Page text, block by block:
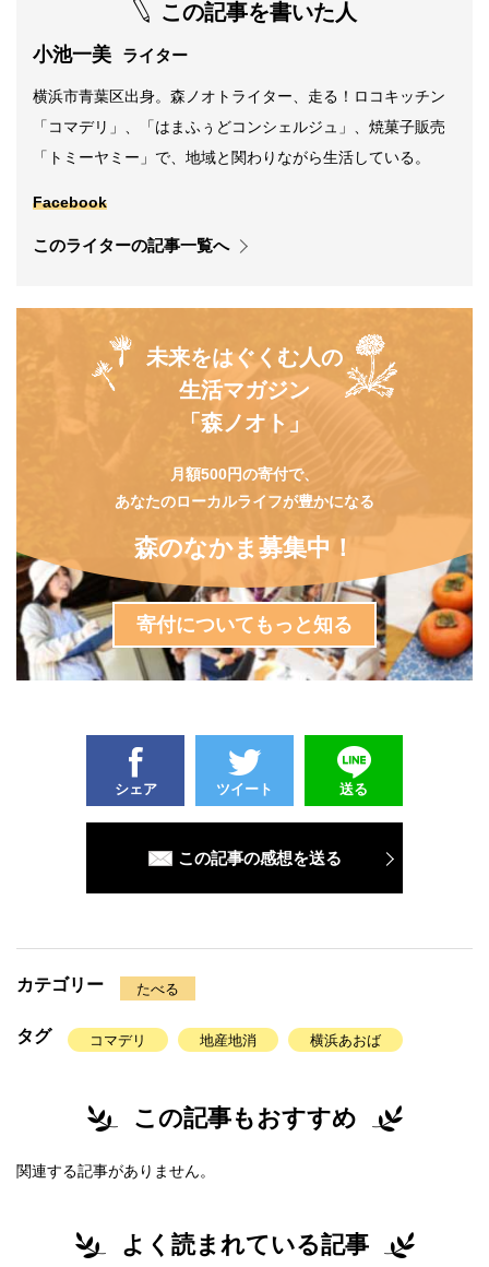
この記事を書いた人
小池一美 ライター
横浜市青葉区出身。森ノオトライター、走る！ロコキッチン
「コマデリ」、「はまふぅどコンシェルジュ」、焼菓子販売
「トミーヤミー」で、地域と関わりながら生活している。
Facebook
このライターの記事一覧へ
未来をはぐくむ人の
生活マガジン
「森ノオト」
月額500円の寄付で、
あなたのローカルライフが豊かになる
森のなかま募集中！
寄付についてもっと知る
シェア ツイート 送る
この記事の感想を送る
カテゴリー たべる
タグ コマデリ 地産地消 横浜あおば
この記事もおすすめ
関連する記事がありません。
よく読まれている記事